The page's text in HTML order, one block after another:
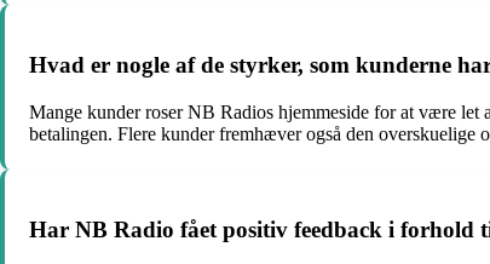
Hvad er nogle af de styrker, som kunderne
Mange kunder roser NB Radios hjemmeside for at være let
betalingen. Flere kunder fremhæver også den overskuelige
Har NB Radio fået positiv feedback i forhold